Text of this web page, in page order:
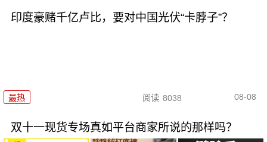
印度豪赌千亿卢比，要对中国光伏“卡脖子”？
最热 阅读 8038 08-08
双十一现货专场真如平台商家所说的那样吗？